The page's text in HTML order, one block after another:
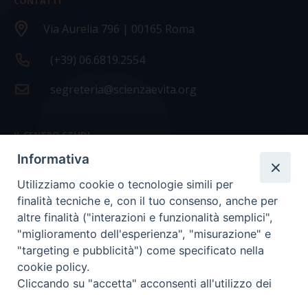
Via Aurelia 796 | 00165 Roma
(+39) 06.6819.2554
segreteria@scienzaevita.org
IL CENTRO STUDI
La nostra storia
Statuto
Presidenza e ufficio presidenza
Consiglio scientifico
Coordinamento nazionale
Informativa
Utilizziamo cookie o tecnologie simili per
finalità tecniche e, con il tuo consenso, anche per
altre finalità ("interazioni e funzionalità semplici",
"miglioramento dell'esperienza", "misurazione" e
"targeting e pubblicità") come specificato nella
cookie policy.
Cliccando su "accetta" acconsenti all'utilizzo dei